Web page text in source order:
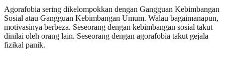
Agorafobia sering dikelompokkan dengan Gangguan Kebimbangan
Sosial atau Gangguan Kebimbangan Umum. Walau bagaimanapun,
motivasinya berbeza. Seseorang dengan kebimbangan sosial takut
dinilai oleh orang lain. Seseorang dengan agorafobia takut gejala
fizikal panik.